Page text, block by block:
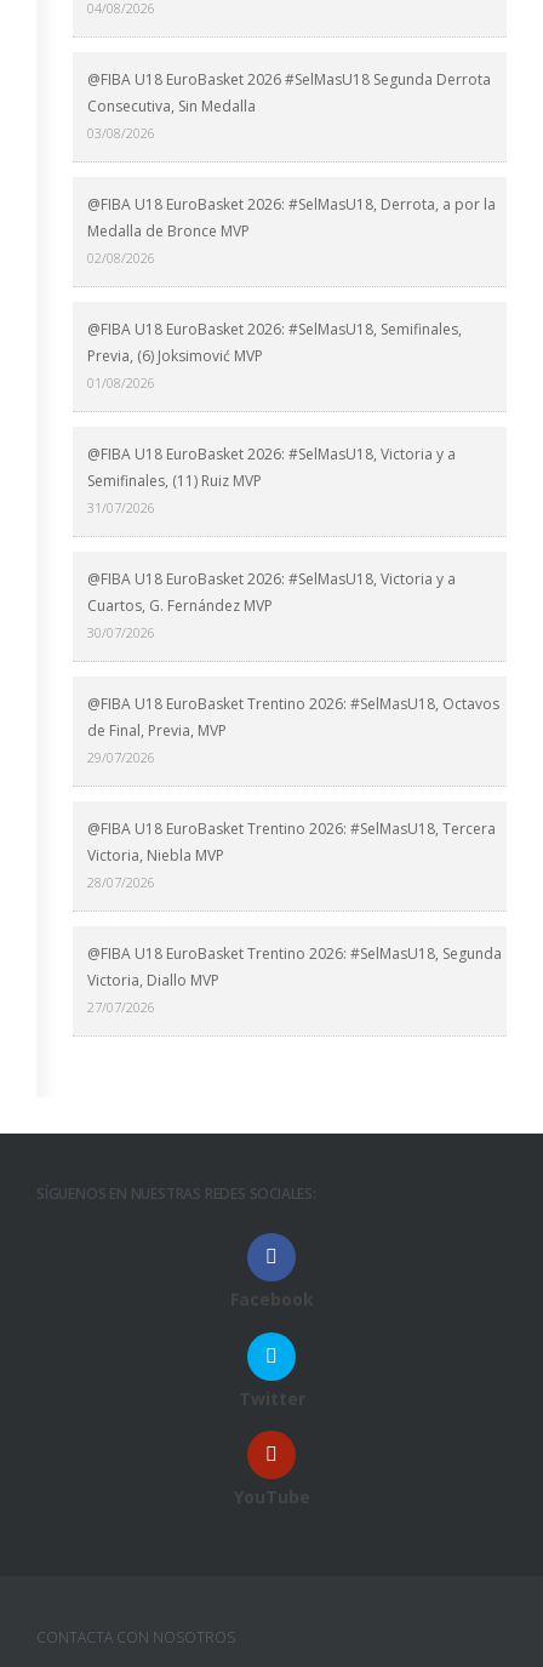
04/08/2026
@FIBA U18 EuroBasket 2026 #SelMasU18 Segunda Derrota
Consecutiva, Sin Medalla
03/08/2026
@FIBA U18 EuroBasket 2026: #SelMasU18, Derrota, a por la
Medalla de Bronce MVP
02/08/2026
@FIBA U18 EuroBasket 2026: #SelMasU18, Semifinales,
Previa, (6) Joksimović MVP
01/08/2026
@FIBA U18 EuroBasket 2026: #SelMasU18, Victoria y a
Semifinales, (11) Ruiz MVP
31/07/2026
@FIBA U18 EuroBasket 2026: #SelMasU18, Victoria y a
Cuartos, G. Fernández MVP
30/07/2026
@FIBA U18 EuroBasket Trentino 2026: #SelMasU18, Octavos
de Final, Previa, MVP
29/07/2026
@FIBA U18 EuroBasket Trentino 2026: #SelMasU18, Tercera
Victoria, Niebla MVP
28/07/2026
@FIBA U18 EuroBasket Trentino 2026: #SelMasU18, Segunda
Victoria, Diallo MVP
27/07/2026
SÍGUENOS EN NUESTRAS REDES SOCIALES:
Facebook
Twitter
YouTube
CONTACTA CON NOSOTROS